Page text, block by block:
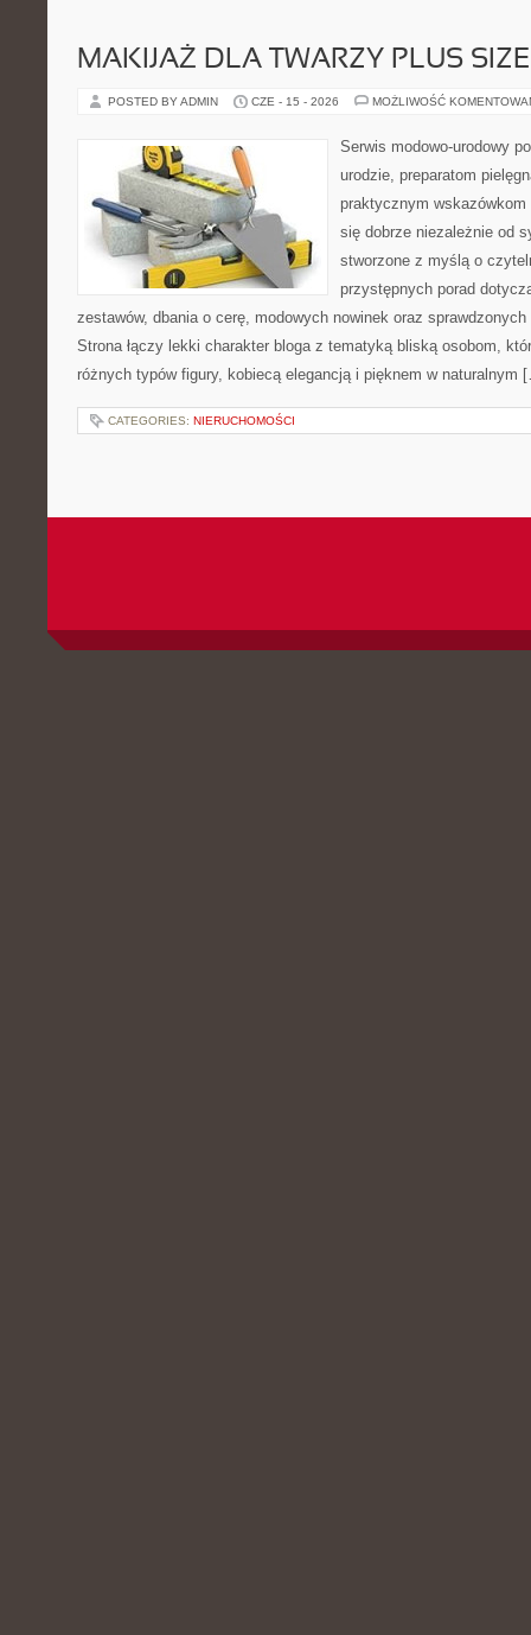
MAKIJAŻ DLA TWARZY PLUS SIZE
POSTED BY ADMIN CZE - 15 - 2026 MOŻLIWOŚĆ
Serwis modowo-urodowy
urodzie, preparatom
praktycznym
się dobrze niezależnie od
stworzone z myślą o
przystępnych porad
zestawów, dbania o cerę, modowych nowinek oraz
Strona łączy lekki charakter bloga z tematyką bliską osobom,
różnych typów figury, kobiecą elegancją i pięknem w naturalnym
CATEGORIES: NIERUCHOMOŚCI